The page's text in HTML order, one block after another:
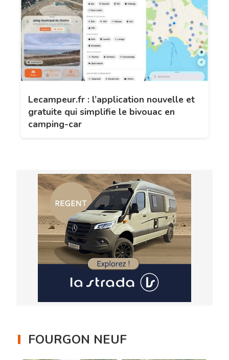
Lecampeur.fr : l’application nouvelle et
gratuite qui simplifie le bivouac en
camping-car
FOURGON NEUF